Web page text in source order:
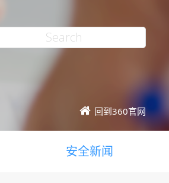
回到360官网
安全新闻